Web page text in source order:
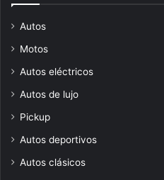
Autos
Motos
Autos eléctricos
Autos de lujo
Pickup
Autos deportivos
Autos clásicos